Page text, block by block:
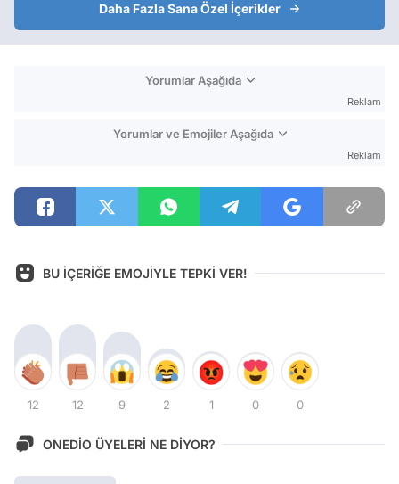
Daha Fazla Sana Özel İçerikler
Yorumlar Aşağıda
Reklam
Yorumlar ve Emojiler Aşağıda
Reklam
BU İÇERİĞE EMOJİYLE TEPKİ VER!
12 12 9 2 1 0 0
ONEDİO ÜYELERİ NE DİYOR?